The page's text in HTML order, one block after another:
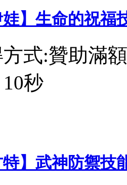
】生命的祝福
方式:贊助滿
秒
】武神防禦技